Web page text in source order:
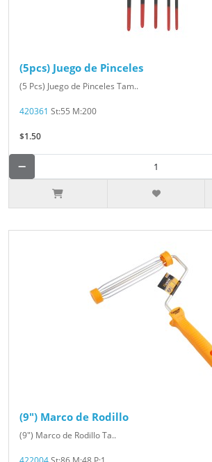
(5pcs) Juego de Pinceles
(5 Pcs) Juego de Pinceles Tam..
420361 St:55 M:200
$1.50
(9") Marco de Rodillo
(9") Marco de Rodillo Ta..